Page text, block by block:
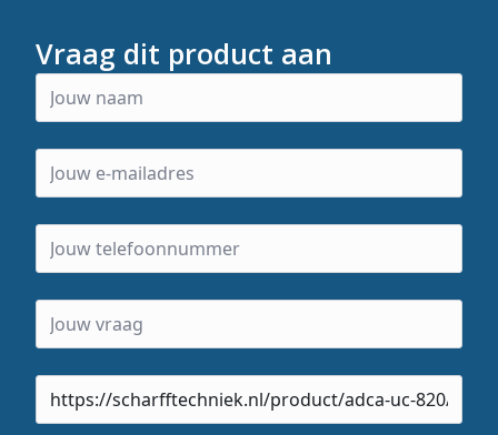
Vraag dit product aan
Product
url